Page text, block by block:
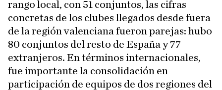
rango local, con 51 conjuntos, las cifras
concretas de los clubes llegados desde fuera
de la región valenciana fueron parejas: hubo
80 conjuntos del resto de España y 77
extranjeros. En términos internacionales,
fue importante la consolidación en
participación de equipos de dos regiones del